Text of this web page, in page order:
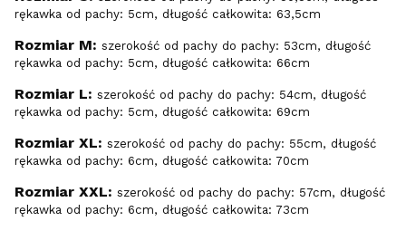
rękawka od pachy: 5cm, długość całkowita: 63,5cm
Rozmiar M: szerokość od pachy do pachy: 53cm, długość
rękawka od pachy: 5cm, długość całkowita: 66cm
Rozmiar L: szerokość od pachy do pachy: 54cm, długość
rękawka od pachy: 5cm, długość całkowita: 69cm
Rozmiar XL: szerokość od pachy do pachy: 55cm, długość
rękawka od pachy: 6cm, długość całkowita: 70cm
Rozmiar XXL: szerokość od pachy do pachy: 57cm, długość
rękawka od pachy: 6cm, długość całkowita: 73cm